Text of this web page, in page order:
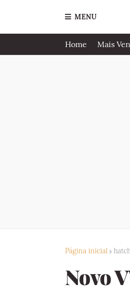
MENU
Home Mais
Página inicial
Novo